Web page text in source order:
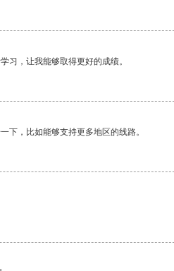
习，让我能够取得更好的成绩。
下，比如能够支持更多地区的线路。